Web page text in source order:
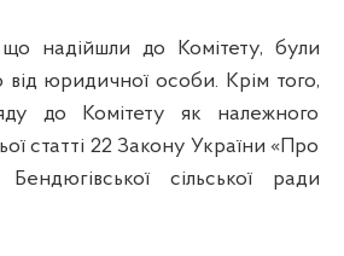
що надійшли до Комітету, були
юридичної особи. Крім того,
до Комітету як належного
статті 22 Закону України «Про
сільської ради